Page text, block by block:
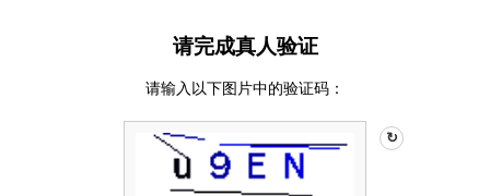
请完成真人验证
请输入以下图片中的验证码：
↻